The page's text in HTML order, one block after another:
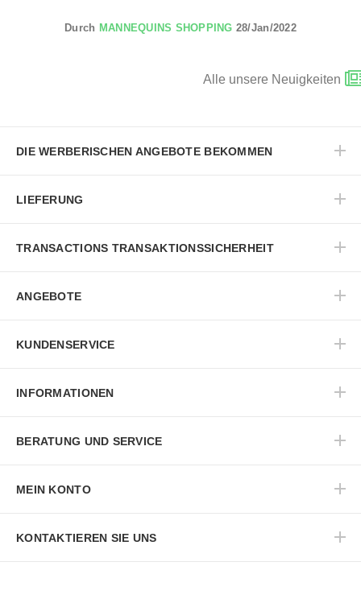
Durch MANNEQUINS SHOPPING 28/Jan/2022
Alle unsere Neuigkeiten
DIE WERBERISCHEN ANGEBOTE BEKOMMEN
LIEFERUNG
TRANSACTIONS TRANSAKTIONSSICHERHEIT
ANGEBOTE
KUNDENSERVICE
INFORMATIONEN
BERATUNG UND SERVICE
MEIN KONTO
KONTAKTIEREN SIE UNS